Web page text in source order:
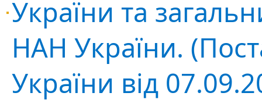
України та
НАН України.
України від